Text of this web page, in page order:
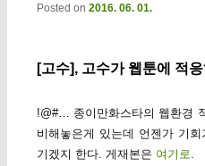
[고수], 고수가 웹툰에 적
Posted on 2016. 06. 01.
!@#… 종이만화스타의 웹환경
비해놓은게 있는데 언젠가 기
기겠지 한다. 게재본은 여기로